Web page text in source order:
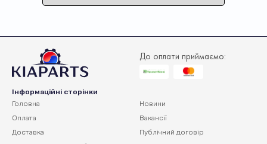
До оплати приймаємо:
Інформаційні сторінки
Головна
Оплата
Доставка
Новини
Вакансії
Публічний договір